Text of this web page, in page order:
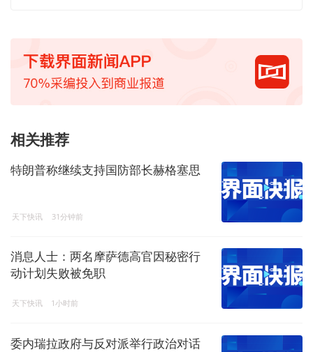
相关推荐
特朗普称继续支持国防部长赫格塞思
天下快讯 31分钟前
消息人士：两名摩萨德高官因秘密行
动计划失败被免职
天下快讯 1小时前
委内瑞拉政府与反对派举行政治对话